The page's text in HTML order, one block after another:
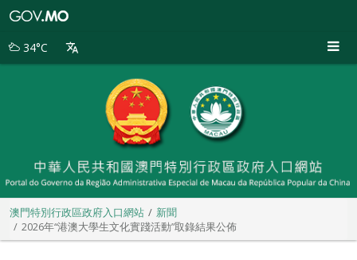
別
34°C
澳門特別行政區政府入口網站
新聞
2026年“港澳大學生文化實踐活動”取錄結果公佈